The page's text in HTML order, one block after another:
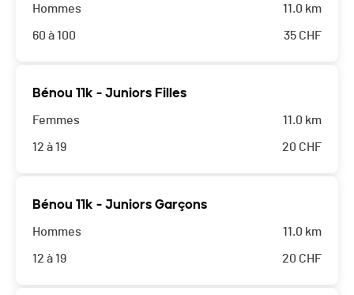
Hommes
60 à 100
11.0 km
35 CHF
Bénou 11k - Juniors Filles
Femmes
12 à 19
11.0 km
20 CHF
Bénou 11k - Juniors Garçons
Hommes
12 à 19
11.0 km
20 CHF